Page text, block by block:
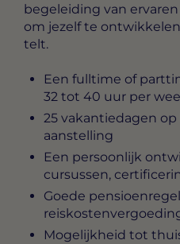
begeleiding van
om jezelf te
telt.
Een fulltime of
32 tot 40 uur per
25 vakantiedagen
aanstelling
Een persoonlijk
cursussen,
Goede
Mogelijkheid tot